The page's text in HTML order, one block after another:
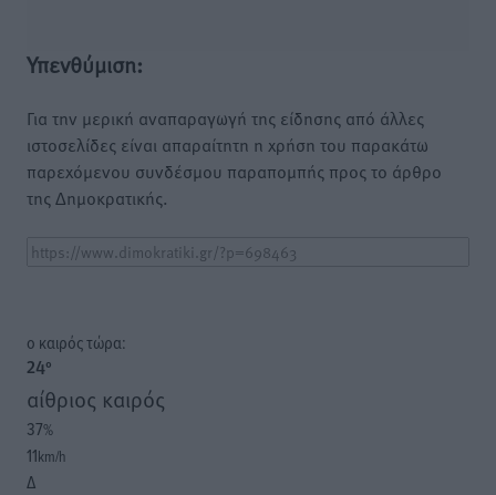
Υπενθύμιση:
Για την μερική αναπαραγωγή της είδησης από άλλες
ιστοσελίδες είναι απαραίτητη η χρήση του παρακάτω
παρεχόμενου συνδέσμου παραπομπής προς το άρθρο
της Δημοκρατικής.
o καιρός τώρα:
24°
αίθριος καιρός
37%
11km/h
Δ